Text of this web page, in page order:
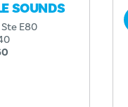
SOUNDS
Ste E80